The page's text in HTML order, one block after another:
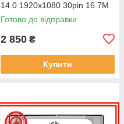
14.0 1920x1080 30pin 16.7M
45% NTSC 300 cd/m² для
ноутбука
Готово до відправки
2 850 ₴
Купити